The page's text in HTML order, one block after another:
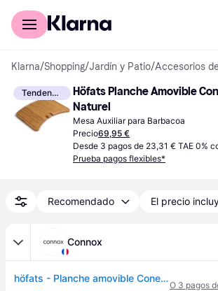
Comprar con Klarna
Klarna/Shopping/Jardín y Patio/Accesorios
Tendencia
Höfats Planche Amovible
Naturel
Mesa Auxiliar para Barbacoa
Precio69,95 €
Desde 3 pagos de 23,31 € TAE 0%
Prueba pagos flexibles*
Recomendado El precio
Connox
höfats - Planche amovible Cone - Bois naturel
O 3 pagos